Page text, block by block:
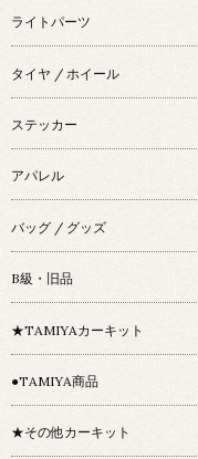
ライトパーツ
タイヤ / ホイール
ステッカー
アパレル
バッグ / グッズ
B級・旧品
★TAMIYAカーキット
●TAMIYA商品
★その他カーキット